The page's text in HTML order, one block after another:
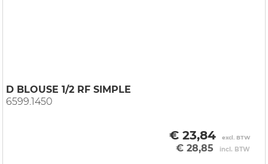
D BLOUSE 1/2 RF SIMPLE
6599.1450
€ 23,84 excl. BTW
€ 28,85 incl. BTW